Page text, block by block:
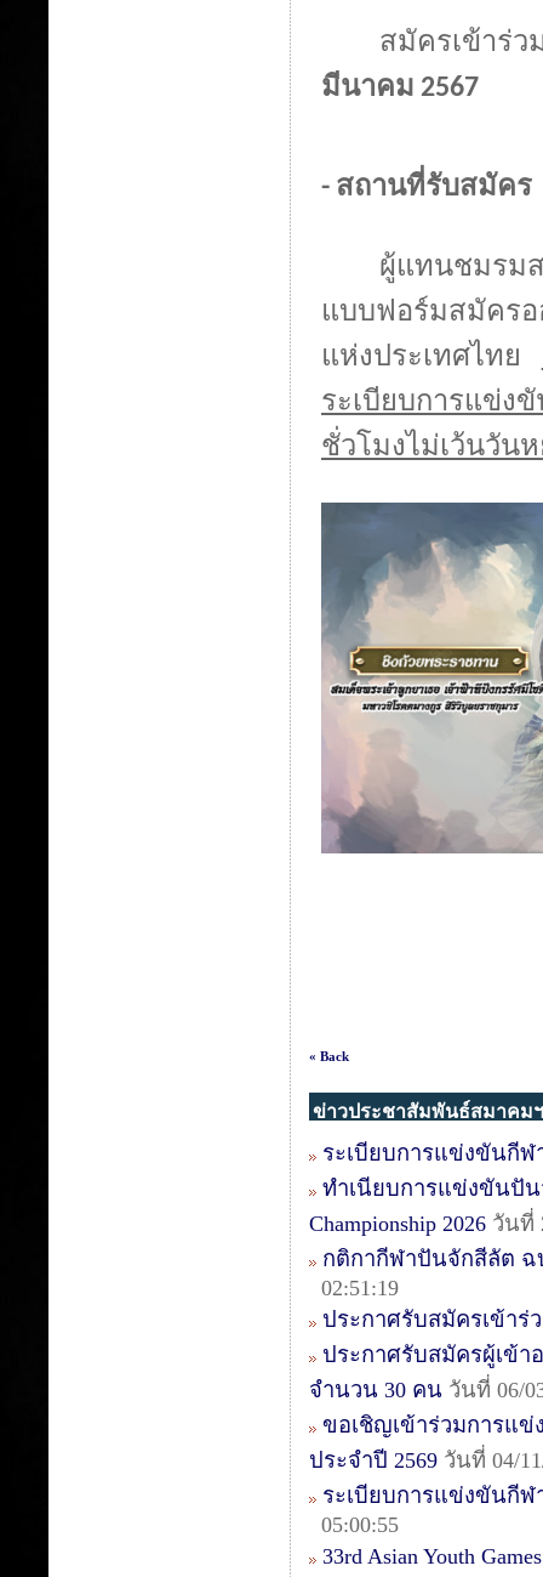
สมัครเข้าร่
มีนาคม 2567
- สถานที่รับสมัคร
ผู้แทนชมรม
แบบฟอร์มสมัคร
แห่งประเทศไทย
ระเบียบการแข่
ชั่วโมงไม่เว้นวัน
« Back
ข่าวประชาสัมพันธ์สมาคมฯ
ระเบียบการแข่งขันกีฬ
ทำเนียบการแข่งขันปันจั
Championship 2026 วันที่
กติกากีฬาปันจักสีลัต ฉบั
02:51:19
ประกาศรับสมัครเข้า
ประกาศรับสมัครผู้เข้า
จำนวน 30 คน วันที่ 06/
ขอเชิญเข้าร่วมการแ
ประจำปี 2569 วันที่ 04/
ระเบียบการแข่งขันกีฬ
05:00:55
33rd Asian Youth